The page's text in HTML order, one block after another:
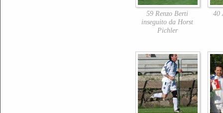
59 Renzo Berti
inseguito da Horst
Pichler
40